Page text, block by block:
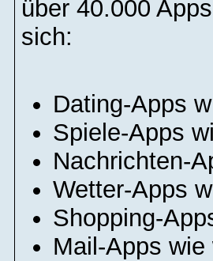
über 40.000
sich:
Dating-Apps
Spiele-Apps
Nachrichten-
Wetter-Apps
Shopping-
Mail-Apps